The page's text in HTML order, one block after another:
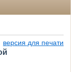
версия для печати